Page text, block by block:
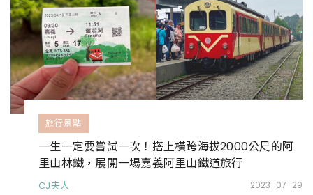
旅行景點
一生一定要嘗試一次！搭上橫跨海拔2000公尺的阿
里山林鐵，展開一場嘉義阿里山鐵道旅行
CJ夫人 2023-07-29